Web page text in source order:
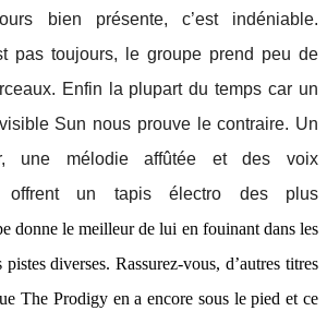
bien présente, c’est indéniable.
pas toujours, le groupe prend peu de
Enfin la plupart du temps car un
Sun nous prouve le contraire. Un
une mélodie affûtée et des voix
offrent un tapis électro des plus
donne le meilleur de lui en fouinant dans les
diverses. Rassurez-vous, d’autres titres
The Prodigy en a encore sous le pied et ce